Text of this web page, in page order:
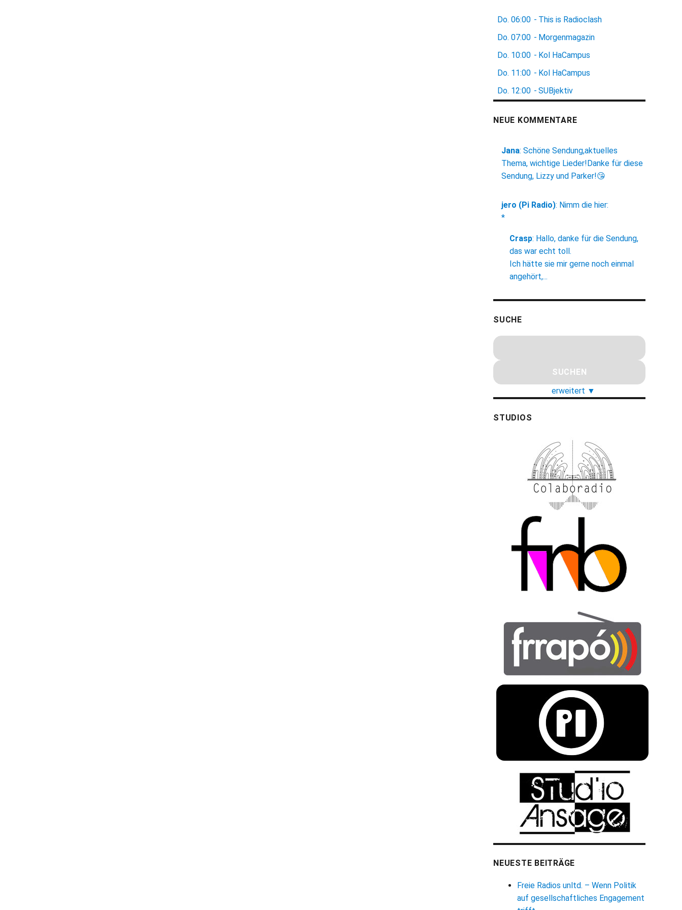
Do. 06:00 - This is Radioclash
Do. 07:00 - Morgenmagazin
Do. 10:00 - Kol HaCampus
Do. 11:00 - Kol HaCampus
Do. 12:00 - SUBjektiv
NEUE KOMMENTARE
Jana: Schöne Sendung,aktuelles
Thema, wichtige Lieder!Danke für diese
Sendung, Lizzy und Parker!😘
jero (Pi Radio): Nimm die hier:
*
Crasp: Hallo, danke für die Sendung,
das war echt toll.
Ich hätte sie mir gerne noch einmal
angehört,...
SUCHE
erweitert ▼
STUDIOS
NEUESTE BEITRÄGE
Freie Radios unltd. – Wenn Politik
auf gesellschaftliches Engagement